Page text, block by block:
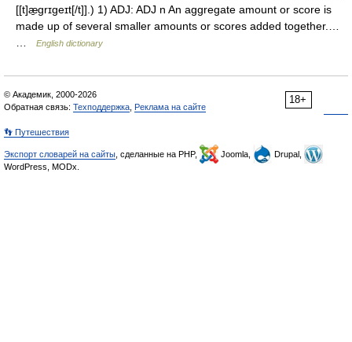
[[t]æ̱grɪgeɪt[/t]].) 1) ADJ: ADJ n An aggregate amount or score is
made up of several smaller amounts or scores added together.…
English dictionary
18+
© Академик, 2000-2026
Обратная связь: Техподдержка Реклама на сайте
👣 Путешествия
Экспорт словарей на сайты , сделанные на PHP, Joomla,
Drupal,
WordPress, MODx.